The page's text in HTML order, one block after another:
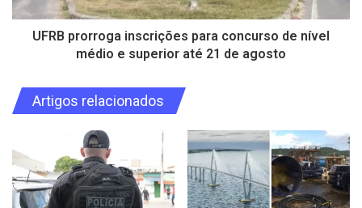
UFRB prorroga inscrições para concurso de nível
médio e superior até 21 de agosto
Artigos relacionados